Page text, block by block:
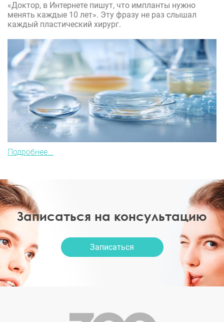
«Доктор, в Интернете пишут, что импланты нужно
менять каждые 10 лет». Эту фразу не раз слышал
каждый пластический хирург.
Подробнее...
Записаться на консультацию
Записаться